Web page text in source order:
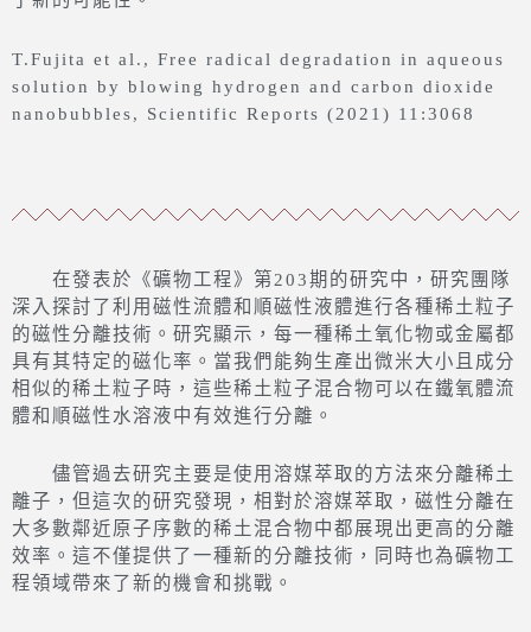
T.Fujita et al., Free radical degradation in aqueous
solution by blowing hydrogen and carbon dioxide
nanobubbles, Scientific Reports (2021) 11:3068
在發表於《礦物工程》第203期的研究中，研究團隊
深入探討了利用磁性流體和順磁性液體進行各種稀土粒子
的磁性分離技術。研究顯示，每一種稀土氧化物或金屬都
具有其特定的磁化率。當我們能夠生產出微米大小且成分
相似的稀土粒子時，這些稀土粒子混合物可以在鐵氧體流
體和順磁性水溶液中有效進行分離。
儘管過去研究主要是使用溶媒萃取的方法來分離稀土
離子，但這次的研究發現，相對於溶媒萃取，磁性分離在
大多數鄰近原子序數的稀土混合物中都展現出更高的分離
效率。這不僅提供了一種新的分離技術，同時也為礦物工
程領域帶來了新的機會和挑戰。